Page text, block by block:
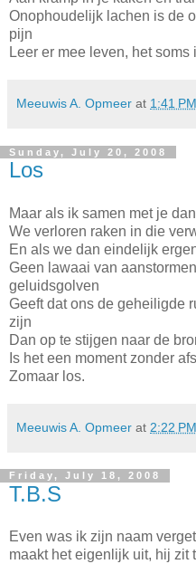
Onophoudelijk lachen is de
pijn
Leer er mee leven, het
Meeuwis A. Opmeer at 1:41 PM
Sunday, July 20, 2008
Los
Maar als ik samen met je
We verloren raken in die
En als we dan eindelijk
Geen lawaai van
geluidsgolven
Geeft dat ons de geheiligde
zijn
Dan op te stijgen naar de
Is het een moment zonder
Zomaar los.
Meeuwis A. Opmeer at 2:22 PM
Friday, July 18, 2008
T.B.S
Even was ik zijn naam
maakt het eigenlijk uit, hij zit